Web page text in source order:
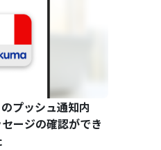
プッシュ通知内
ージの確認ができ